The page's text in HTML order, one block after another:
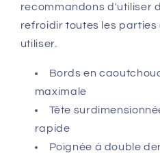
recommandons d'utiliser
refroidir toutes les
utiliser.
Bords en
maximale
Tête
rapide
Poignée à double